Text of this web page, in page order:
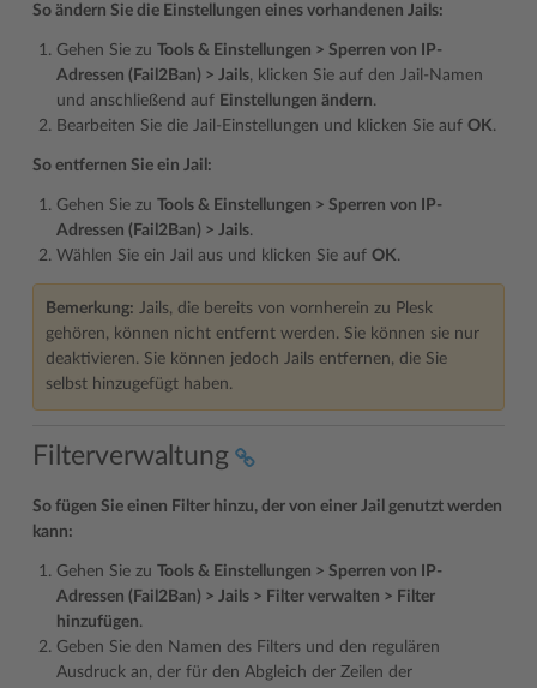
So ändern Sie die Einstellungen eines vorhandenen Jails:
Gehen Sie zu Tools & Einstellungen > Sperren von IP-
Adressen (Fail2Ban) > Jails, klicken Sie auf den Jail-Namen
und anschließend auf Einstellungen ändern.
Bearbeiten Sie die Jail-Einstellungen und klicken Sie auf OK.
So entfernen Sie ein Jail:
Gehen Sie zu Tools & Einstellungen > Sperren von IP-
Adressen (Fail2Ban) > Jails.
Wählen Sie ein Jail aus und klicken Sie auf OK.
Bemerkung: Jails, die bereits von vornherein zu Plesk
gehören, können nicht entfernt werden. Sie können sie nur
deaktivieren. Sie können jedoch Jails entfernen, die Sie
selbst hinzugefügt haben.
Filterverwaltung
So fügen Sie einen Filter hinzu, der von einer Jail genutzt werden
kann:
Gehen Sie zu Tools & Einstellungen > Sperren von IP-
Adressen (Fail2Ban) > Jails > Filter verwalten > Filter
hinzufügen.
Geben Sie den Namen des Filters und den regulären
Ausdruck an, der für den Abgleich der Zeilen der